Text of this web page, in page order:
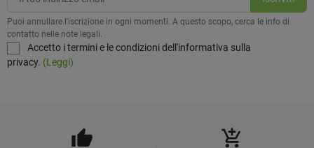
Puoi annullare l'iscrizione in ogni momenti. A questo scopo, cerca le info di
contatto nelle note legali.
Accetto i termini e le condizioni dell'informativa sulla
privacy. (Leggi)
thumb_up add_shopping_cart